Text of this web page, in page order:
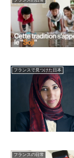
フランスで見つけた日本
フランスの日常